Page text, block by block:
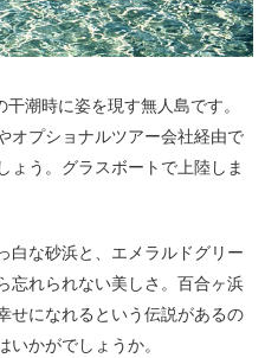
潮時に姿を現す無人島です。
オプショナルツアー会社経由で
ょう。グラスボートで上陸しま
白な砂浜と、エメラルドグリー
忘れられない美しさ。百合ヶ浜
せになれるという伝説があるの
かがでしょうか。